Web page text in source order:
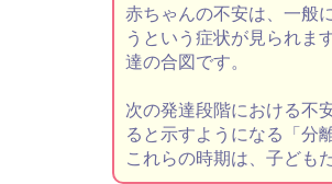
赤ちゃんの不安は、一般
うという症状が見られま
達の合図です。
次の発達段階における不
ると示すようになる「分
これらの時期は、子ども